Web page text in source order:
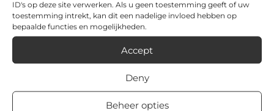
ID's op deze site verwerken. Als u geen toestemming geeft of uw
toestemming intrekt, kan dit een nadelige invloed hebben op
bepaalde functies en mogelijkheden.
Accept
Deny
Beheer opties